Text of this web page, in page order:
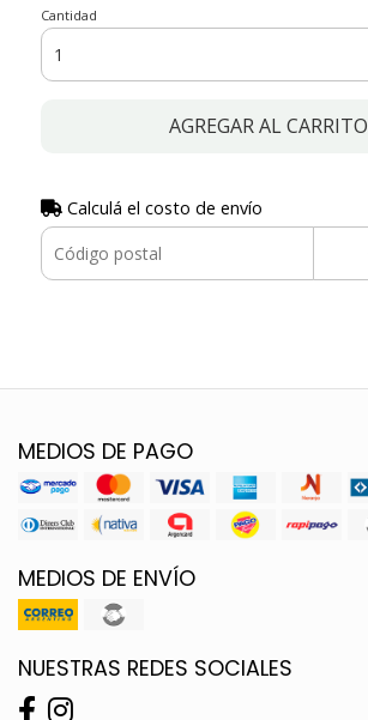
Cantidad
AGREGAR AL CARRITO
Calculá el costo de envío
MEDIOS DE PAGO
MEDIOS DE ENVÍO
NUESTRAS REDES SOCIALES